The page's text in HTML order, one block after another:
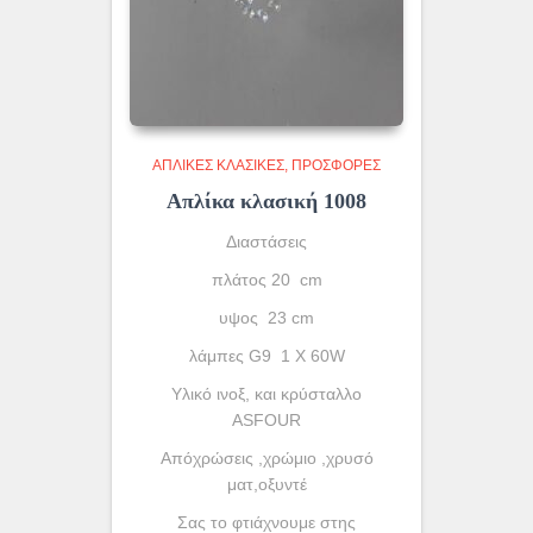
ΑΠΛΊΚΕΣ ΚΛΑΣΙΚΈΣ ΠΡΟΣΦΟΡΕΣ
Απλίκα κλασική 1008
Διαστάσεις
πλάτος 20 cm
υψος 23 cm
λάμπες G9 1 X 60W
Yλικό ινοξ, και κρύσταλλο
ASFOUR
Απόχρώσεις ,χρώμιο ,χρυσό
ματ,οξυντέ
Σας το φτιάχνουμε στης